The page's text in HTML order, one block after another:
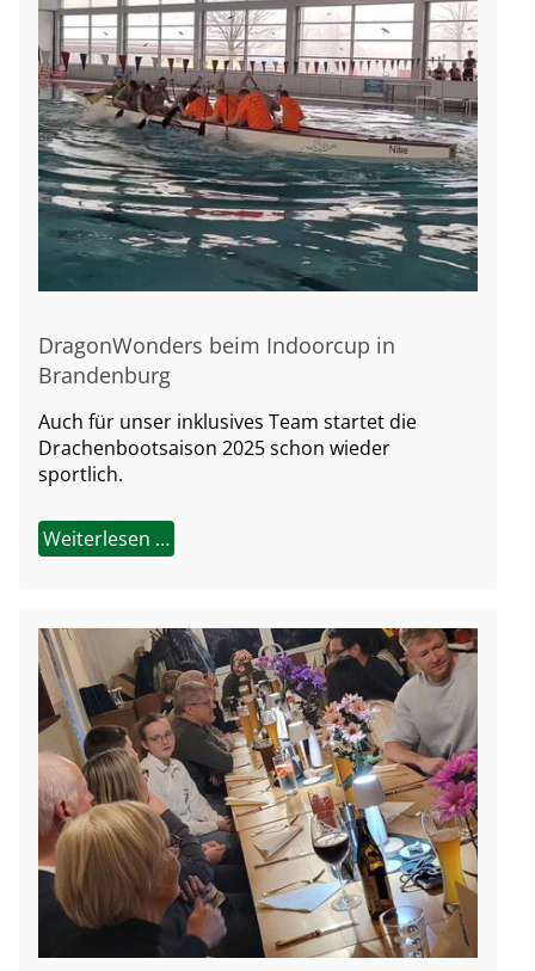
DragonWonders beim Indoorcup in
Brandenburg
Auch für unser inklusives Team startet die
Drachenbootsaison 2025 schon wieder
sportlich.
Weiterlesen …